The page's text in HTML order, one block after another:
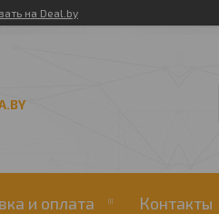
на Deal.by
и оплата Контакты